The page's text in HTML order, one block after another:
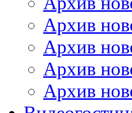
Архив
Архив
Архив
Архив